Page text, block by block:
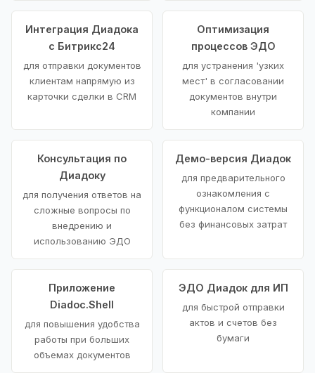
Интеграция Диадока
с Битрикс24
для отправки документов
клиентам напрямую из
карточки сделки в CRM
Оптимизация
процессов ЭДО
для устранения 'узких
мест' в согласовании
документов внутри
компании
Консультация по
Диадоку
для получения ответов на
сложные вопросы по
внедрению и
использованию ЭДО
Демо-версия Диадок
для предварительного
ознакомления с
функционалом системы
без финансовых затрат
Приложение
Diadoc.Shell
для повышения удобства
работы при больших
объемах документов
ЭДО Диадок для ИП
для быстрой отправки
актов и счетов без
бумаги